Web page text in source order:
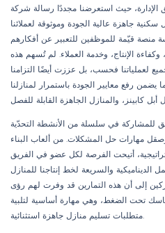
الإدارة، حيث استعرضنا مجددًا رسالة شركة
جاهزة عالية الجودة وموثوقة لعملائنا
منصة قيّمة للموظفين للتعبير عن أفكارهم
الإنتاج، وخدمة العملاء. لم تُسهم هذه
لعملياتنا فحسب، بل عززت أيضًا التزامنا
رفع معايير الجودة باستمرار لمنازلنا
للمشاركة في سلسلة من الأنشطة التحدّية
مهارات حل المشكلات. من ألعاب البناء
أتيحت الفرصة لكل عضو في الفريق
الديناميكية والسريعة لخط إنتاجنا للمنازل
إلى أن هذه التمارين قد وفرت لهم رؤى
تحت الضغط، وهي مهارة أساسية لتلبية
متطلبات تسليم منازل جاهزة استثنائية.